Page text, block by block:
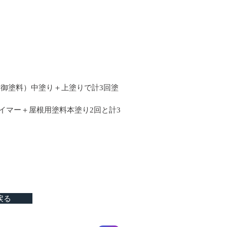
塗料）中塗り＋上塗りで計3回塗
マー＋屋根用塗料本塗り2回と計3
る